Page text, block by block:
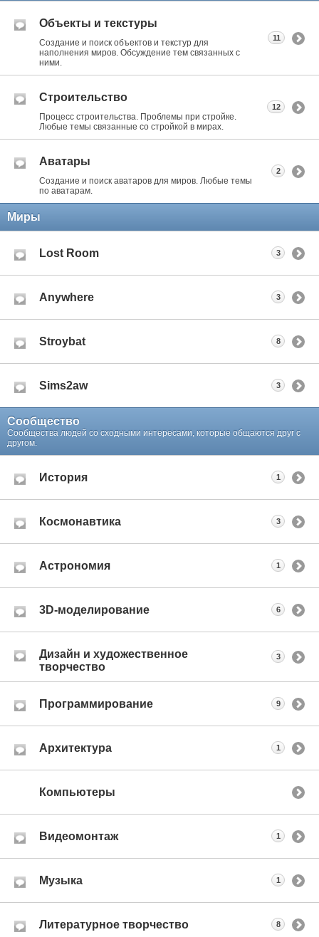
Объекты и текстуры
Создание и поиск объектов и текстур для
наполнения миров. Обсуждение тем связанных с
ними.
11
Строительство
Процесс строительства. Проблемы при стройке.
Любые темы связанные со стройкой в мирах.
12
Аватары
Создание и поиск аватаров для миров. Любые темы
по аватарам.
2
Миры
Lost Room 3
Anywhere 3
Stroybat 8
Sims2aw 3
Сообщество
Сообщества людей со сходными интересами, которые общаются друг с
другом.
История 1
Космонавтика 3
Астрономия 1
3D-моделирование 6
Дизайн и художественное
творчество
3
Программирование 9
Архитектура 1
Компьютеры
Видеомонтаж 1
Музыка 1
Литературное творчество 8